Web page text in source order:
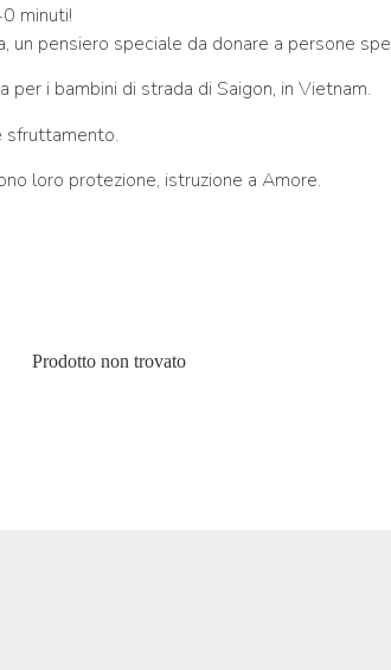
minuti!
pensiero speciale da donare a persone
i bambini di strada di Saigon, in Vietnam.
sfruttamento.
loro protezione, istruzione a Amore.
Prodotto non trovato